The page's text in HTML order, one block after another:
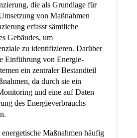
die als Grundlage für
von Maßnahmen
erfasst sämtliche
Gebäudes, um
zu identifizieren. Darüber
Einführung von Energie-
ein zentraler Bestandteil
da durch sie ein
und eine auf Daten
des Energieverbrauchs
Maßnahmen häufig